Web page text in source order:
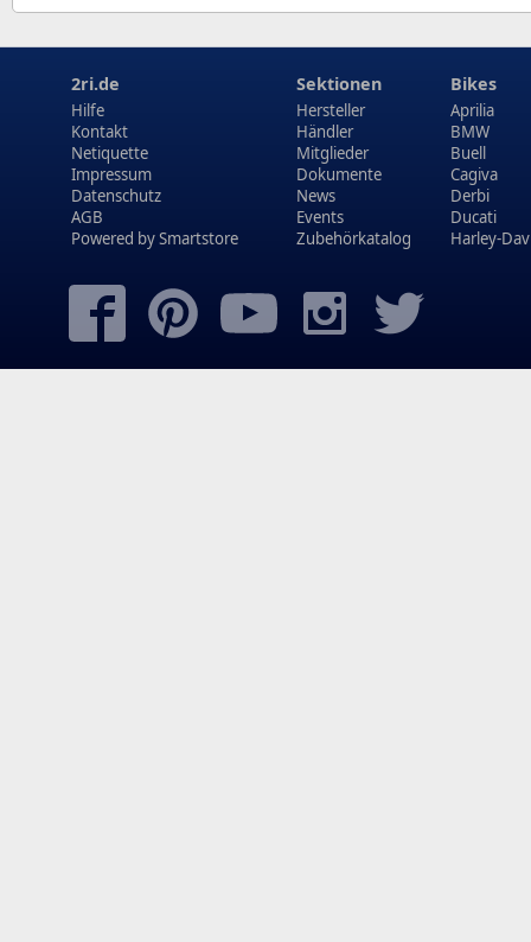
2ri.de
Hilfe
Kontakt
Netiquette
Impressum
Datenschutz
AGB
Powered bySmartstore
Sektionen
Hersteller
Händler
Mitglieder
Dokumente
News
Events
Zubehörkatalog
Bikes
Aprilia
BMW
Buell
Cagiva
Derbi
Ducati
Harley-